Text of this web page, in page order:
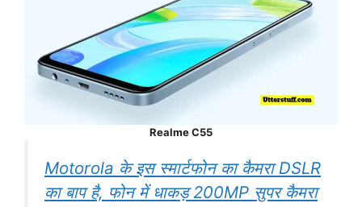
Realme C55
Motorola के इस स्मार्टफोन का कैमरा DSLR
का बाप है, फोन में धाकड़ 200MP सुपर कैमरा